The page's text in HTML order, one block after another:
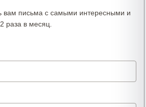
вам письма с самыми интересными и
раза в месяц.